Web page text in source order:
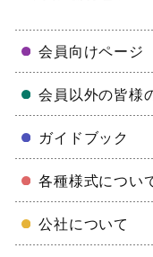
会員向けページ
会員以外の皆様
ガイドブック
各種様式につい
公社について